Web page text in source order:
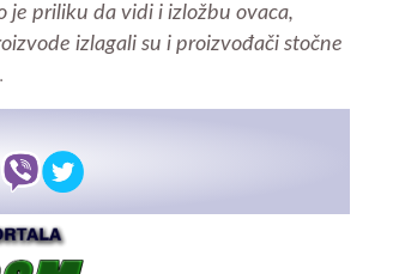
je priliku da vidi i izložbu ovaca,
izlagali su i proizvođači stočne
.